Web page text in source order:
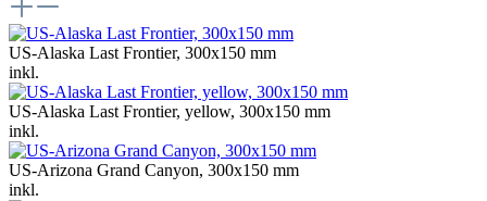
US-Alaska Last Frontier, 300x150 mm
inkl.
US-Alaska Last Frontier, yellow, 300x150 mm
inkl.
US-Arizona Grand Canyon, 300x150 mm
inkl.